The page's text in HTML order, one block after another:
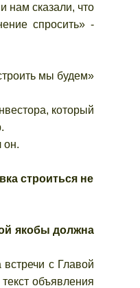
нам сказали, что
спросить» -
мы будем»
который
он.
строиться не
якобы должна
с Главой
объявления